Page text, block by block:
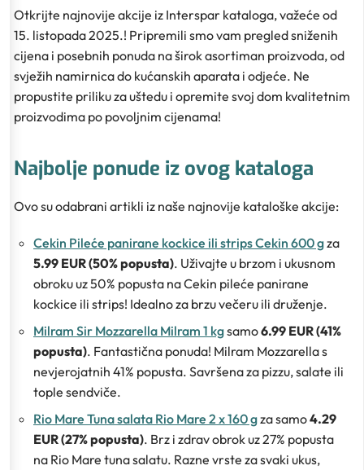
Otkrijte najnovije akcije iz Interspar kataloga, važeće od
15. listopada 2025.! Pripremili smo vam pregled sniženih
cijena i posebnih ponuda na širok asortiman proizvoda, od
svježih namirnica do kućanskih aparata i odjeće. Ne
propustite priliku za uštedu i opremite svoj dom kvalitetnim
proizvodima po povoljnim cijenama!
Najbolje ponude iz ovog kataloga
Ovo su odabrani artikli iz naše najnovije kataloške akcije:
Cekin Pileće panirane kockice ili strips Cekin 600 gza
5.99 EUR (50% popusta). Uživajte u brzom i ukusnom
obroku uz 50% popusta na Cekin pileće panirane
kockice ili strips! Idealno za brzu večeru ili druženje.
Milram Sir Mozzarella Milram 1 kgsamo6.99 EUR (41%
popusta). Fantastična ponuda! Milram Mozzarella s
nevjerojatnih 41% popusta. Savršena za pizzu, salate ili
tople sendviče.
Rio Mare Tuna salata Rio Mare 2 x 160 gza samo4.29
EUR (27% popusta). Brz i zdrav obrok uz 27% popusta
na Rio Mare tuna salatu. Razne vrste za svaki ukus,